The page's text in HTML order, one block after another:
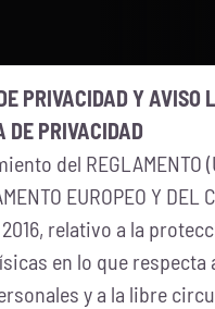
PRIVACIDAD Y AVISO
DE PRIVACIDAD
del REGLAMENTO
EUROPEO Y DEL
relativo a la
en lo que respecta
y a la libre